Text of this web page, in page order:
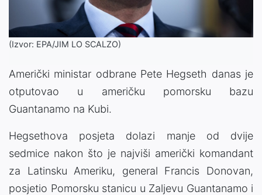
(Izvor: EPA/JIM LO SCALZO)
Američki ministar odbrane Pete Hegseth danas je
otputovao u američku pomorsku bazu
Guantanamo na Kubi.
Hegsethova posjeta dolazi manje od dvije
sedmice nakon što je najviši američki komandant
za Latinsku Ameriku, general Francis Donovan,
posjetio Pomorsku stanicu u Zaljevu Guantanamo i